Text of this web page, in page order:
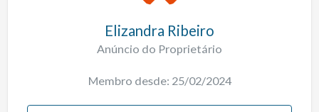
Elizandra Ribeiro
Anúncio do Proprietário
Membro desde: 25/02/2024